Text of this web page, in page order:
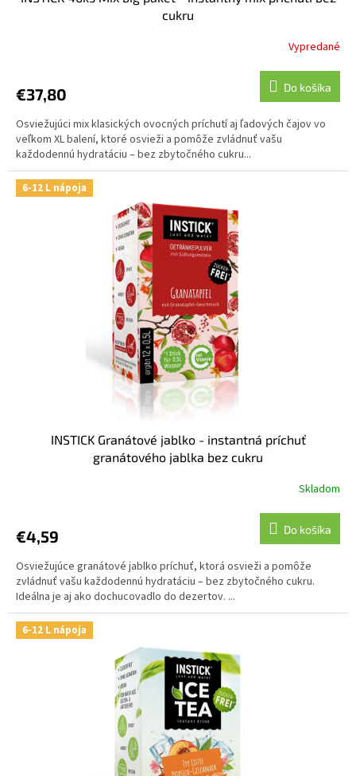
cukru
Vypredané
€37,80 Do košíka
Osviežujúci mix klasických ovocných príchutí aj ľadových čajov vo
veľkom XL balení, ktoré osvieži a pomôže zvládnuť vašu
každodennú hydratáciu – bez zbytočného cukru...
6-12 L nápoja
INSTICK Granátové jablko - instantná príchuť
granátového jablka bez cukru
Skladom
€4,59 Do košíka
Osviežujúce granátové jablko príchuť, ktorá osvieži a pomôže
zvládnuť vašu každodennú hydratáciu – bez zbytočného cukru.
Ideálna je aj ako dochucovadlo do dezertov. ...
6-12 L nápoja